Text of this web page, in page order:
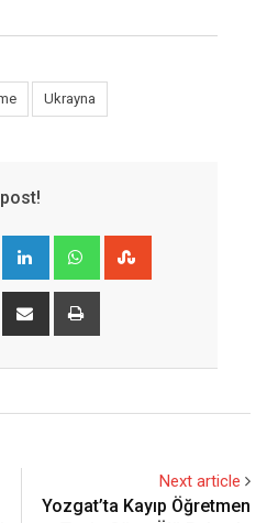
Ukrayna
Google+ LinkedIn Whatsapp
Reddit
Share
Next article
Yozgat’ta Kayıp Öğretmen